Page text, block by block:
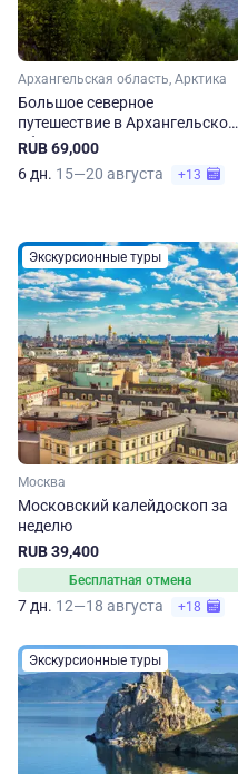
Архангельская область, Арктика
Большое северное
путешествие в Архангельской
области
RUB 69,000
6 дн. 15—20 августа +13
Экскурсионные туры
Москва
Московский калейдоскоп за
неделю
RUB 39,400
Бесплатная отмена
7 дн. 12—18 августа +18
Экскурсионные туры